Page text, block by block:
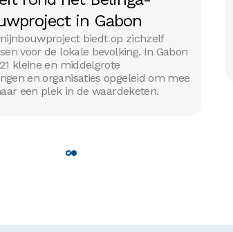
in Gabon
biedt op zichzelf
voor de lokale bevolking. In Gabon
kleine en middelgrote
en organisaties opgeleid om mee
een plek in de waardeketen.